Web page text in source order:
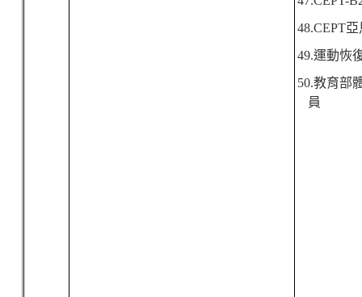
48.CEPT
49.運動恢
50.教育部
員